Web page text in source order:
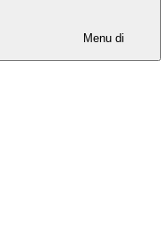
Menu di